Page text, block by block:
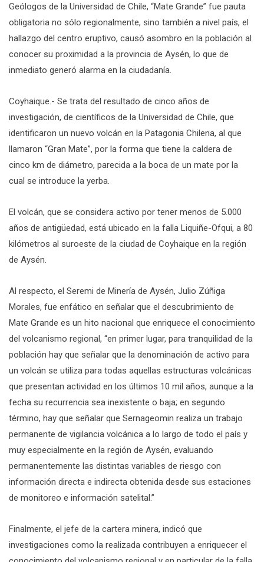
Geólogos de la Universidad de Chile, “Mate Grande” fue pauta
obligatoria no sólo regionalmente, sino también a nivel país, el
hallazgo del centro eruptivo, causó asombro en la población al
conocer su proximidad a la provincia de Aysén, lo que de
inmediato generó alarma en la ciudadanía.
Coyhaique.- Se trata del resultado de cinco años de
investigación, de científicos de la Universidad de Chile, que
identificaron un nuevo volcán en la Patagonia Chilena, al que
llamaron “Gran Mate”, por la forma que tiene la caldera de
cinco km de diámetro, parecida a la boca de un mate por la
cual se introduce la yerba.
El volcán, que se considera activo por tener menos de 5.000
años de antigüedad, está ubicado en la falla Liquiñe-Ofqui, a 80
kilómetros al suroeste de la ciudad de Coyhaique en la región
de Aysén.
Al respecto, el Seremi de Minería de Aysén, Julio Zúñiga
Morales, fue enfático en señalar que el descubrimiento de
Mate Grande es un hito nacional que enriquece el conocimiento
del volcanismo regional, “en primer lugar, para tranquilidad de la
población hay que señalar que la denominación de activo para
un volcán se utiliza para todas aquellas estructuras volcánicas
que presentan actividad en los últimos 10 mil años, aunque a la
fecha su recurrencia sea inexistente o baja; en segundo
término, hay que señalar que Sernageomin realiza un trabajo
permanente de vigilancia volcánica a lo largo de todo el país y
muy especialmente en la región de Aysén, evaluando
permanentemente las distintas variables de riesgo con
información directa e indirecta obtenida desde sus estaciones
de monitoreo e información satelital.”
Finalmente, el jefe de la cartera minera, indicó que
investigaciones como la realizada contribuyen a enriquecer el